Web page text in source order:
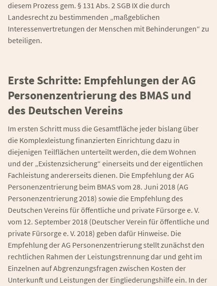
diesem Prozess gem. § 131 Abs. 2 SGB IX die durch
Landesrecht zu bestimmenden „maßgeblichen
Interessenvertretungen der Menschen mit Behinderungen“ zu
beteiligen.
Erste Schritte: Empfehlungen der AG
Personenzentrierung des BMAS und
des Deutschen Vereins
Im ersten Schritt muss die Gesamtfläche jeder bislang über
die Komplexleistung finanzierten Einrichtung dazu in
diejenigen Teilflächen unterteilt werden, die dem Wohnen
und der „Existenzsicherung“ einerseits und der eigentlichen
Fachleistung andererseits dienen. Die Empfehlung der AG
Personenzentrierung beim BMAS vom 28. Juni 2018 (AG
Personenzentrierung 2018) sowie die Empfehlung des
Deutschen Vereins für öffentliche und private Fürsorge e. V.
vom 12. September 2018 (Deutscher Verein für öffentliche und
private Fürsorge e. V. 2018) geben dafür Hinweise. Die
Empfehlung der AG Personenzentrierung stellt zunächst den
rechtlichen Rahmen der Leistungstrennung dar und geht im
Einzelnen auf Abgrenzungsfragen zwischen Kosten der
Unterkunft und Leistungen der Eingliederungshilfe ein. In der